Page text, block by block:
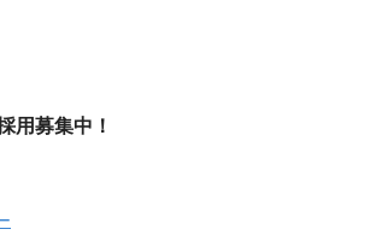
用募集中！